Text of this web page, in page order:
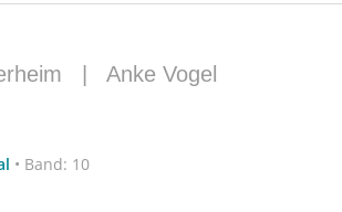
Anke Vogel
• Band: 10